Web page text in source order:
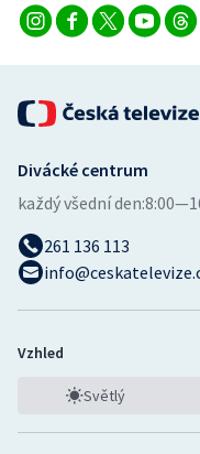
Volejbal
Divácké centrum
každý všední den:
261 136 113
Vzhled
Světlý